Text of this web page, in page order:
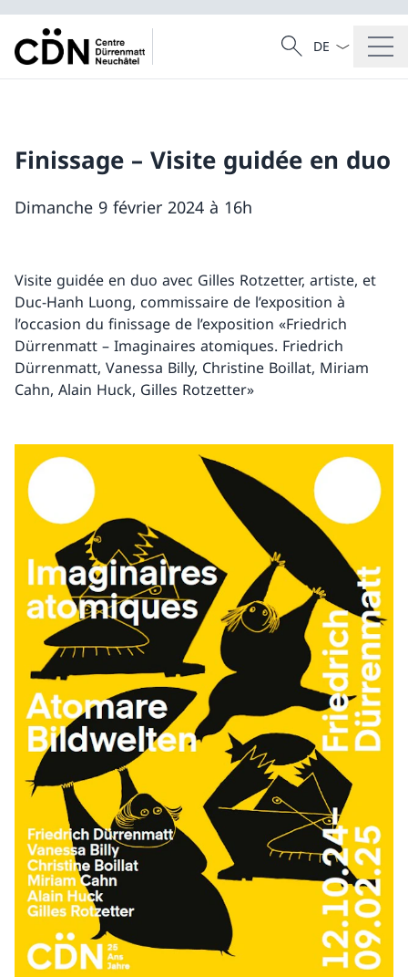
Recherche
Recherche
La langue
Finissage – Visite guidée en duo
Dimanche 9 février 2024 à 16h
Visite guidée en duo avec Gilles Rotzetter, artiste, et
Duc-Hanh Luong, commissaire de l’exposition à
l’occasion du finissage de l’exposition «Friedrich
Dürrenmatt – Imaginaires atomiques. Friedrich
Dürrenmatt, Vanessa Billy, Christine Boillat, Miriam
Cahn, Alain Huck, Gilles Rotzetter»